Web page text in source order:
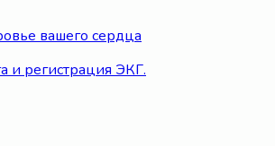
вашего сердца
и регистрация ЭКГ.